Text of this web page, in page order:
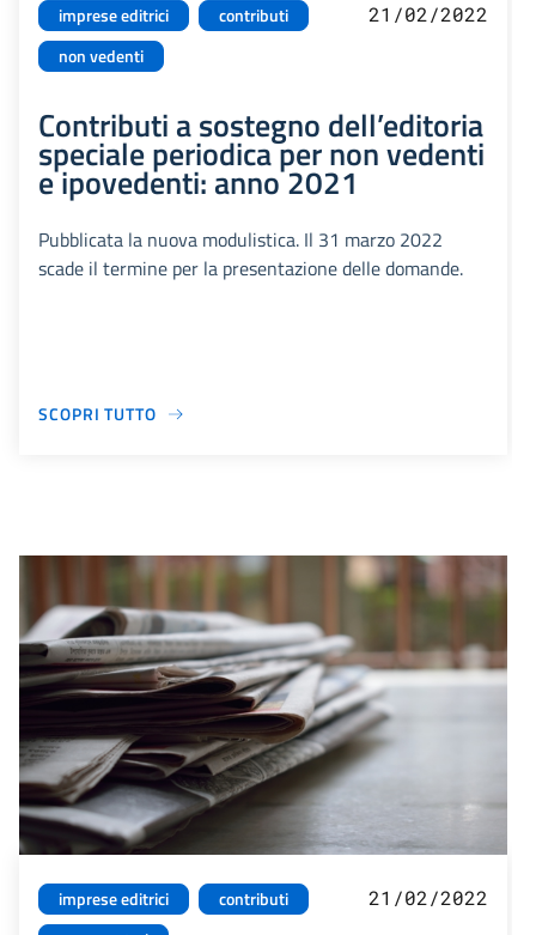
imprese editrici
contributi
non vedenti
21/02/2022
Contributi a sostegno dell’editoria
speciale periodica per non vedenti
e ipovedenti: anno 2021
Pubblicata la nuova modulistica. Il 31 marzo 2022
scade il termine per la presentazione delle domande.
SCOPRI TUTTO
imprese editrici
contributi
21/02/2022